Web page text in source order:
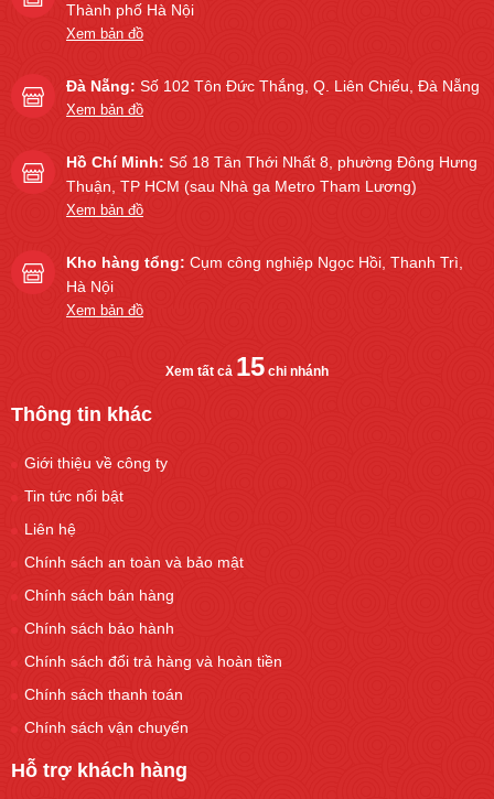
Thành phố Hà Nội
Xem bản đồ
Đà Nẵng: Số 102 Tôn Đức Thắng, Q. Liên Chiểu, Đà Nẵng
Xem bản đồ
Hồ Chí Minh: Số 18 Tân Thới Nhất 8, phường Đông Hưng
Thuận, TP HCM (sau Nhà ga Metro Tham Lương)
Xem bản đồ
Kho hàng tổng: Cụm công nghiệp Ngọc Hồi, Thanh Trì,
Hà Nội
Xem bản đồ
Xem tất cả 15 chi nhánh
Thông tin khác
Giới thiệu về công ty
Tin tức nổi bật
Liên hệ
Chính sách an toàn và bảo mật
Chính sách bán hàng
Chính sách bảo hành
Chính sách đổi trả hàng và hoàn tiền
Chính sách thanh toán
Chính sách vận chuyển
Hỗ trợ khách hàng